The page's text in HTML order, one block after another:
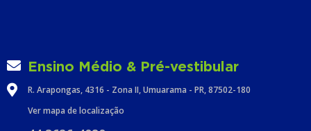
Ensino Médio & Pré-vestibular
R. Arapongas, 4316 - Zona II, Umuarama - PR, 87502-180
Ver mapa de localização